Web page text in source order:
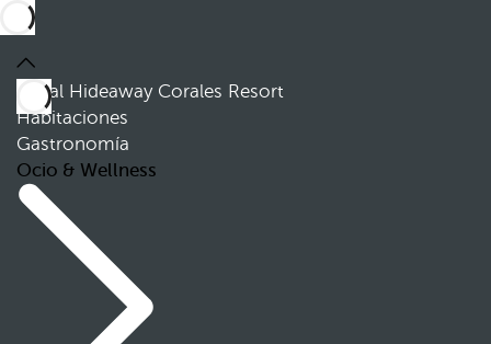
Royal Hideaway Corales Resort
Habitaciones
Gastronomía
Ocio & Wellness